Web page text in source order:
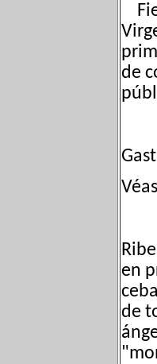
de
en
de